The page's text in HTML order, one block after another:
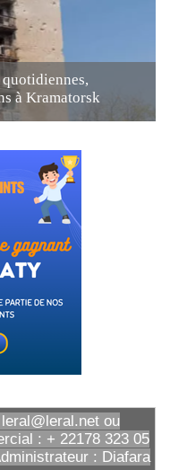
quotidiennes,
à Kramatorsk
ou
: + 22178 323 05
: Diafara